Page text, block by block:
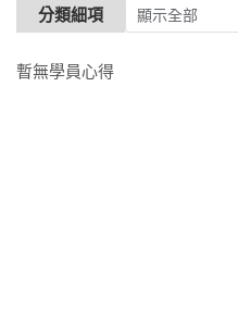
分類細項
暫無學員心得